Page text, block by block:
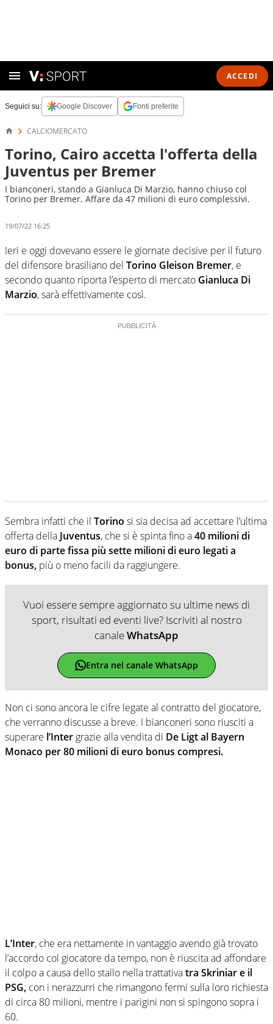
ACCEDI
Seguici su: Google Discover Fonti preferite
CALCIOMERCATO
Torino, Cairo accetta l'offerta della
Juventus per Bremer
I bianconeri, stando a Gianluca Di Marzio, hanno chiuso col
Torino per Bremer. Affare da 47 milioni di euro complessivi.
19/07/22 16:25
Ieri e oggi dovevano essere le giornate decisive per il futuro
del difensore brasiliano del Torino Gleison Bremer, e
secondo quanto riporta l’esperto di mercato Gianluca Di
Marzio, sarà effettivamente così.
Sembra infatti che il Torino si sia decisa ad accettare l’ultima
offerta della Juventus, che si è spinta fino a40 milioni di
euro di parte fissa più sette milioni di euro legati a
bonus, più o meno facili da raggiungere.
Vuoi essere sempre aggiornato su ultime news di
sport, risultati ed eventi live? Iscriviti al nostro
canaleWhatsApp
Entra nel canale WhatsApp
Non ci sono ancora le cifre legate al contratto del giocatore,
che verranno discusse a breve. I bianconeri sono riusciti a
superare l’Inter grazie alla vendita di De Ligt al Bayern
Monaco per 80 milioni di euro bonus compresi.
L’Inter, che era nettamente in vantaggio avendo già trovato
l’accordo col giocatore da tempo, non è riuscita ad affondare
il colpo a causa dello stallo nella trattativatra Skriniar e il
PSG, con i nerazzurri che rimangono fermi sulla loro richiesta
di circa 80 milioni, mentre i parigini non si spingono sopra i
60.